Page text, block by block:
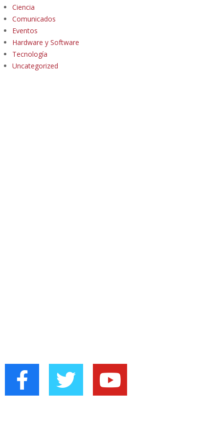
Ciencia
Comunicados
Eventos
Hardware y Software
Tecnología
Uncategorized